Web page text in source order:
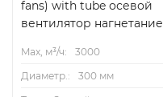
fans) with tube осевой
вентилятор нагнетание
Max, м³/ч:
3000
Диаметр.:
300 мм